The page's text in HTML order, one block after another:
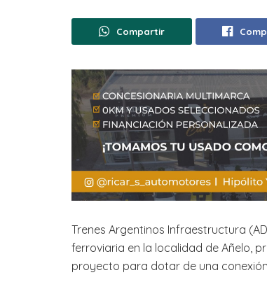
Compartir
Trenes Argentinos Infraestructura
ferroviaria en la localidad de Añelo,
proyecto para dotar de una